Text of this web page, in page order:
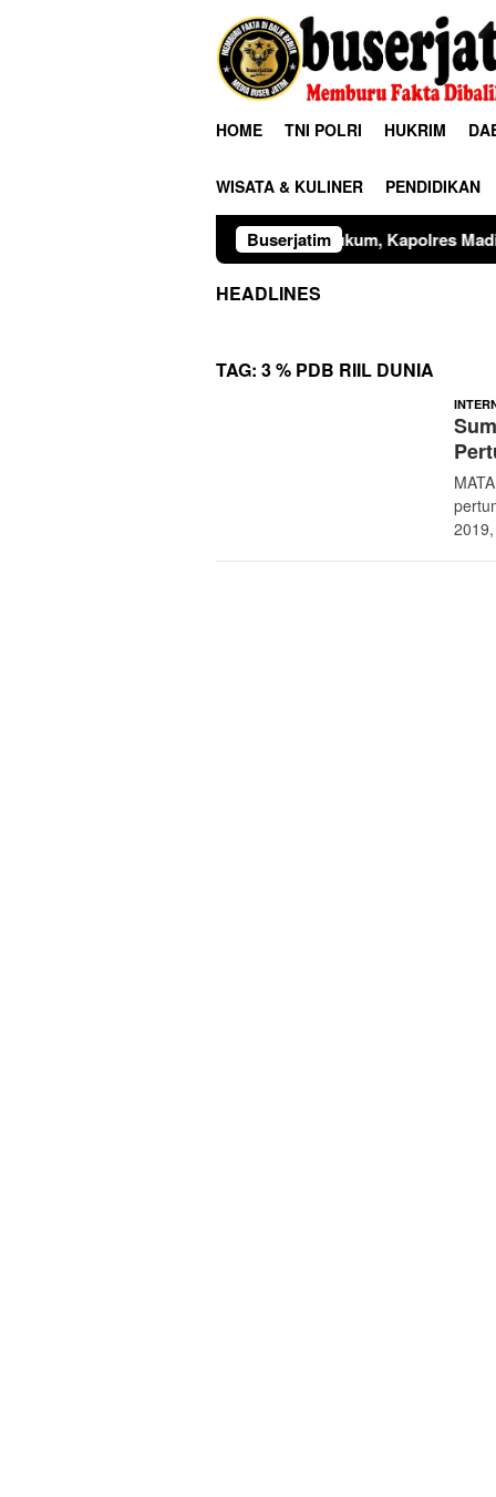
HOME TNI POLRI HUKRIM
WISATA & KULINER PENDIDIKAN
Buserjatim
Sinergitas Penegak Hukum, Kapolres Madiun dan Kajari
HEADLINES
TAG: 3 % PDB RIIL DUNIA